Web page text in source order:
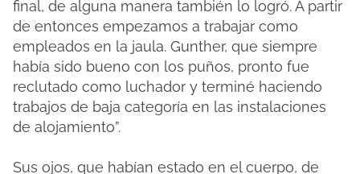
final, de alguna manera también lo logró. A partir
de entonces empezamos a trabajar como
empleados en la jaula. Gunther, que siempre
había sido bueno con los puños, pronto fue
reclutado como luchador y terminé haciendo
trabajos de baja categoría en las instalaciones
de alojamiento”.
Sus ojos, que habían estado en el cuerpo, de